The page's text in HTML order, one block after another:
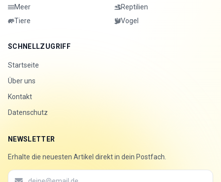
Meer
Reptilien
Tiere
Vogel
SCHNELLZUGRIFF
Startseite
Über uns
Kontakt
Datenschutz
NEWSLETTER
Erhalte die neuesten Artikel direkt in dein Postfach.